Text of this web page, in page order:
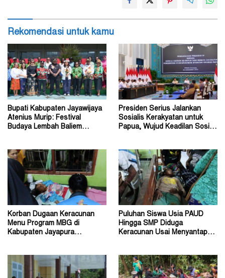
Rekomendasi untuk kamu
Bupati Kabupaten Jayawijaya
Atenius Murip: Festival
Budaya Lembah Baliem
Presiden Serius Jalankan
Sosialis Kerakyatan untuk
Papua, Wujud Keadilan Sosial
Korban Dugaan Keracunan
Menu Program MBG di
Kabupaten Jayapura
Puluhan Siswa Usia PAUD
Hingga SMP Diduga
Keracunan Usai Menyantap